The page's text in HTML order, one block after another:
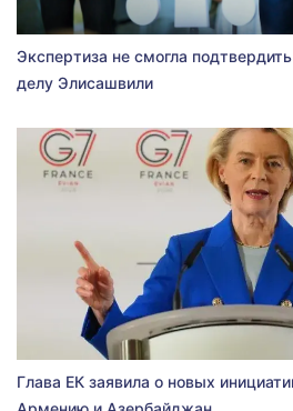
Экспертиза не смогла
делу Элисашвили
Глава ЕК заявила о новых